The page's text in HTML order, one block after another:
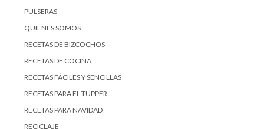
PULSERAS
QUIENES SOMOS
RECETAS DE BIZCOCHOS
RECETAS DE COCINA
RECETAS FÁCILES Y SENCILLAS
RECETAS PARA EL TUPPER
RECETAS PARA NAVIDAD
RECICLAJE